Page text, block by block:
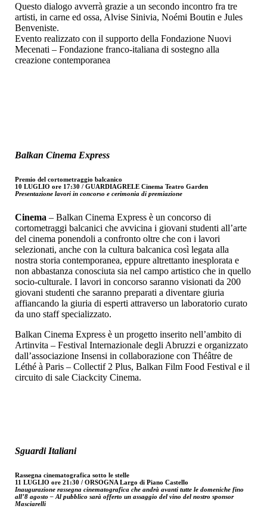
Questo dialogo avverrà grazie a un secondo incontro fra tre
artisti, in carne ed ossa, Alvise Sinivia, Noémi Boutin e Jules
Benveniste.
Evento realizzato con il supporto della Fondazione Nuovi
Mecenati – Fondazione franco-italiana di sostegno alla
creazione contemporanea
Balkan Cinema Express
Premio del cortometraggio balcanico
10 LUGLIO ore 17:30 / GUARDIAGRELE Cinema Teatro Garden
Presentazione lavori in concorso e cerimonia di premiazione
Cinema – Balkan Cinema Express è un concorso di
cortometraggi balcanici che avvicina i giovani studenti all’arte
del cinema ponendoli a confronto oltre che con i lavori
selezionati, anche con la cultura balcanica così legata alla
nostra storia contemporanea, eppure altrettanto inesplorata e
non abbastanza conosciuta sia nel campo artistico che in quello
socio-culturale. I lavori in concorso saranno visionati da 200
giovani studenti che saranno preparati a diventare giuria
affiancando la giuria di esperti attraverso un laboratorio curato
da uno staff specializzato.
Balkan Cinema Express è un progetto inserito nell’ambito di
Artinvita – Festival Internazionale degli Abruzzi e organizzato
dall’associazione Insensi in collaborazione con Théâtre de
Léthé à Paris – Collectif 2 Plus, Balkan Film Food Festival e il
circuito di sale Ciackcity Cinema.
Sguardi Italiani
Rassegna cinematografica sotto le stelle
11 LUGLIO ore 21:30 / ORSOGNA Largo di Piano Castello
Inaugurazione rassegna cinematografica che andrà avanti tutte le domeniche fino
all’8 agosto – Al pubblico sarà offerto un assaggio del vino del nostro sponsor
Masciarelli